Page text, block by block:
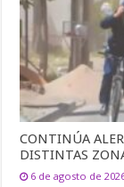
CONTINÚA
DISTINTAS
6 de agosto de